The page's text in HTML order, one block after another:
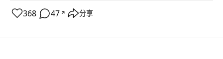
368 47 ↗ 分享